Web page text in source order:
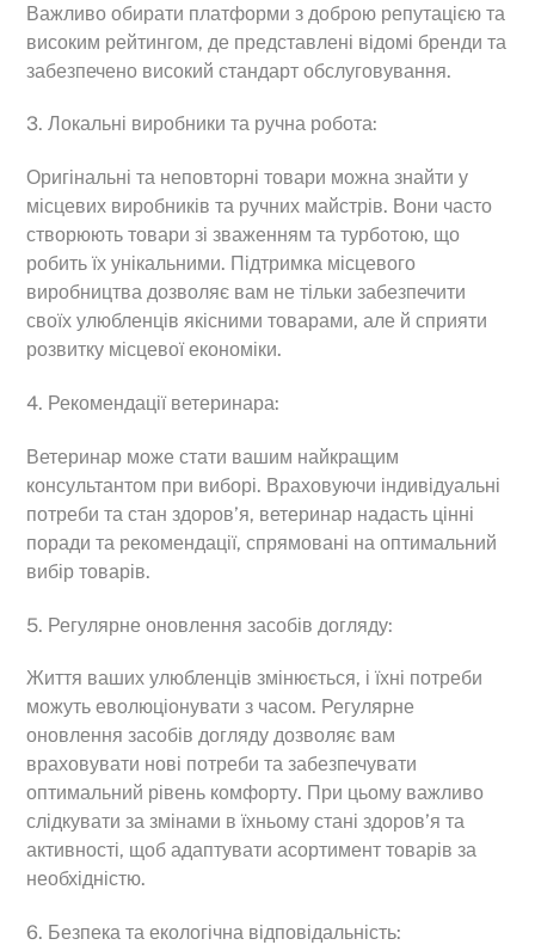
Важливо обирати платформи з доброю репутацією та
високим рейтингом, де представлені відомі бренди та
забезпечено високий стандарт обслуговування.
3. Локальні виробники та ручна робота:
Оригінальні та неповторні товари можна знайти у
місцевих виробників та ручних майстрів. Вони часто
створюють товари зі зваженням та турботою, що
робить їх унікальними. Підтримка місцевого
виробництва дозволяє вам не тільки забезпечити
своїх улюбленців якісними товарами, але й сприяти
розвитку місцевої економіки.
4. Рекомендації ветеринара:
Ветеринар може стати вашим найкращим
консультантом при виборі. Враховуючи індивідуальні
потреби та стан здоров’я, ветеринар надасть цінні
поради та рекомендації, спрямовані на оптимальний
вибір товарів.
5. Регулярне оновлення засобів догляду:
Життя ваших улюбленців змінюється, і їхні потреби
можуть еволюціонувати з часом. Регулярне
оновлення засобів догляду дозволяє вам
враховувати нові потреби та забезпечувати
оптимальний рівень комфорту. При цьому важливо
слідкувати за змінами в їхньому стані здоров’я та
активності, щоб адаптувати асортимент товарів за
необхідністю.
6. Безпека та екологічна відповідальність: